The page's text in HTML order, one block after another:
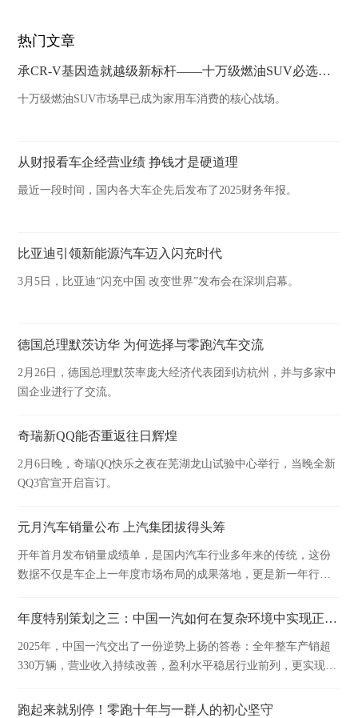
热门文章
承CR-V基因造就越级新标杆——十万级燃油SUV必选HR-V
十万级燃油SUV市场早已成为家用车消费的核心战场。
从财报看车企经营业绩 挣钱才是硬道理
最近一段时间，国内各大车企先后发布了2025财务年报。
比亚迪引领新能源汽车迈入闪充时代
3月5日，比亚迪“闪充中国 改变世界”发布会在深圳启幕。
德国总理默茨访华 为何选择与零跑汽车交流
2月26日，德国总理默茨率庞大经济代表团到访杭州，并与多家中
国企业进行了交流。
奇瑞新QQ能否重返往日辉煌
2月6日晚，奇瑞QQ快乐之夜在芜湖龙山试验中心举行，当晚全新
QQ3官宣开启盲订。
元月汽车销量公布 上汽集团拔得头筹
开年首月发布销量成绩单，是国内汽车行业多年来的传统，这份
数据不仅是车企上一年度市场布局的成果落地，更是新一年行业
年度特别策划之三：中国一汽如何在复杂环境中实现正增长
2025年，中国一汽交出了一份逆势上扬的答卷：全年整车产销超
330万辆，营业收入持续改善，盈利水平稳居行业前列，更实现连
跑起来就别停！零跑十年与一群人的初心坚守